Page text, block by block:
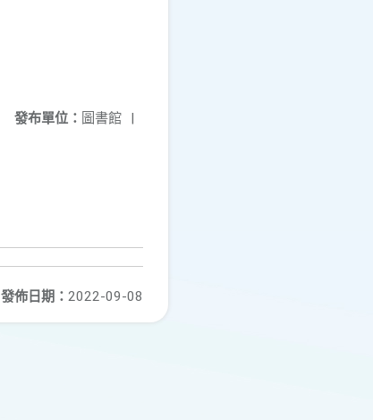
發布單位： 圖書館 |
發佈日期： 2022-09-08